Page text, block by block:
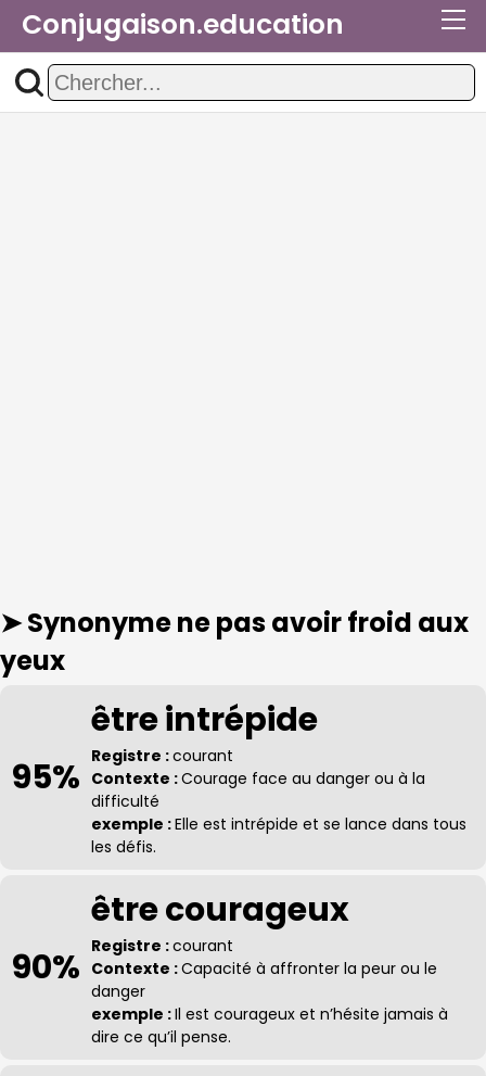
Conjugaison.education
➤ Synonymene pas avoir froid aux
yeux
95%
être intrépide
Registre :courant
Contexte :Courage face au danger ou à la
difficulté
exemple :Elle est intrépide et se lance dans tous
les défis.
90%
être courageux
Registre :courant
Contexte :Capacité à affronter la peur ou le
danger
exemple :Il est courageux et n’hésite jamais à
dire ce qu’il pense.